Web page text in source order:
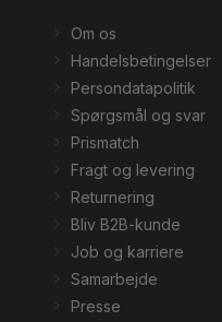
Om os
Handelsbetingelser
Persondatapolitik
Spørgsmål og svar
Prismatch
Fragt og levering
Returnering
Bliv B2B-kunde
Job og karriere
Samarbejde
Presse